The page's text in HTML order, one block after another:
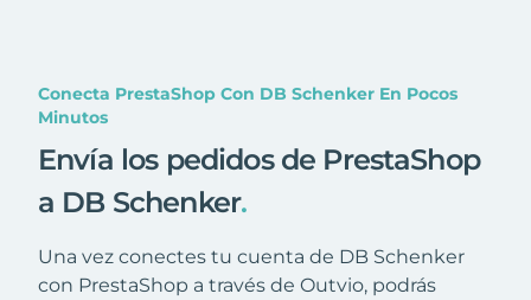
Conecta PrestaShop Con DB Schenker En Pocos
Minutos
Envía los pedidos de PrestaShop
a DB Schenker.
Una vez conectes tu cuenta de DB Schenker
con PrestaShop a través de Outvio, podrás